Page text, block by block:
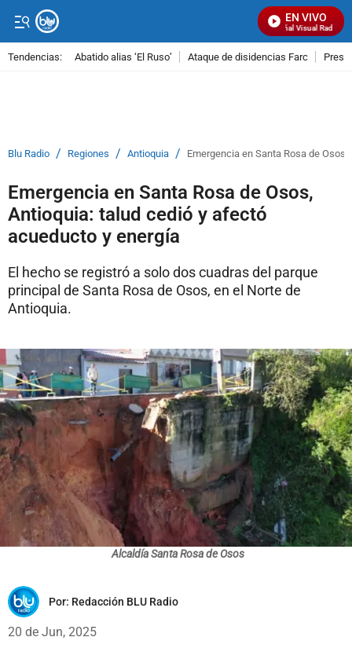
EN VIVO
Señal Visual Radio
Tendencias: Abatido alias ‘El Ruso’ Ataque de disidencias Farc
Blu Radio / Regiones / Antioquia / Emergencia en Santa Rosa de
Emergencia en Santa Rosa de Osos,
Antioquia: talud cedió y afectó
acueducto y energía
El hecho se registró a solo dos cuadras del parque
principal de Santa Rosa de Osos, en el Norte de
Antioquia.
Alcaldía Santa Rosa de Osos
Por: Redacción BLU Radio
20 de Jun, 2025